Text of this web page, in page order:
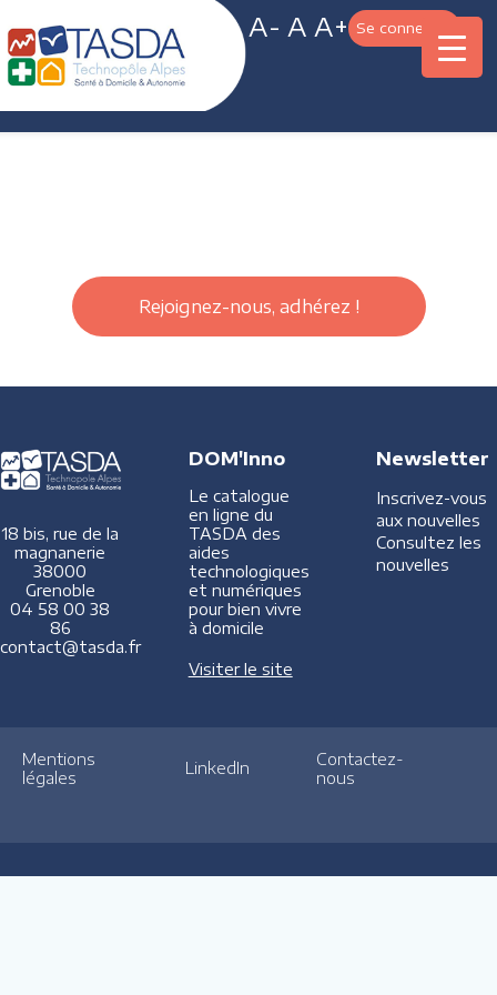
A- A A+ Se connecter
Rejoignez-nous, adhérez !
18 bis, rue de la
magnanerie
38000
Grenoble
04 58 00 38
86
contact@tasda.fr
DOM'Inno
Le catalogue
en ligne du
TASDA des
aides
technologiques
et numériques
pour bien vivre
à domicile
Visiter le site
Newsletter
Inscrivez-vous
aux nouvelles
Consultez les
nouvelles
Mentions
légales
LinkedIn
Contactez-
nous